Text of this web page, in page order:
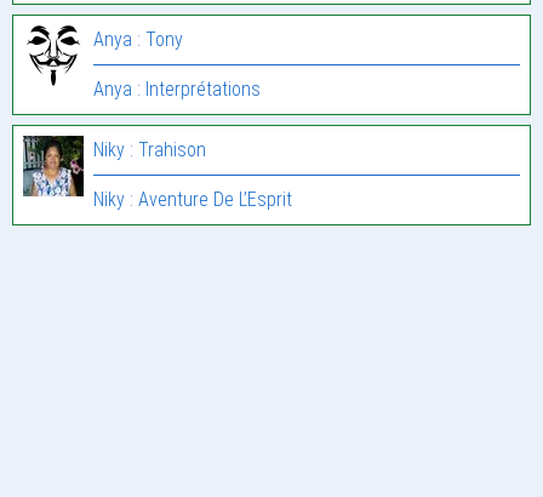
Anya : Tony
Anya : Interprétations
Niky : Trahison
Niky : Aventure De L’Esprit